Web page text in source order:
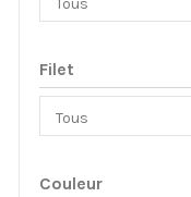
Filet
Couleur